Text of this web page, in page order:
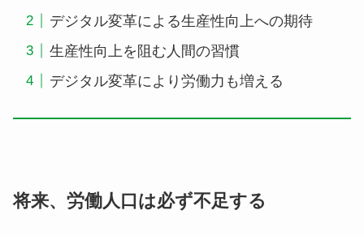
デジタル変革による生産性向上への期待
生産性向上を阻む人間の習慣
デジタル変革により労働力も増える
将来、労働人口は必ず不足する